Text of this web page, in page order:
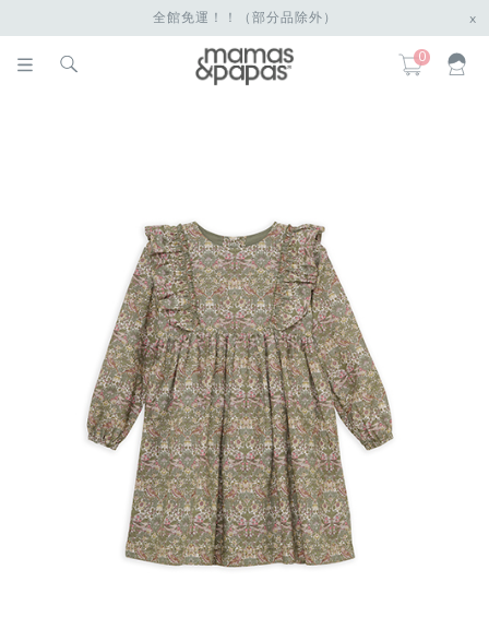
全館免運！！（部分品除外） x
0